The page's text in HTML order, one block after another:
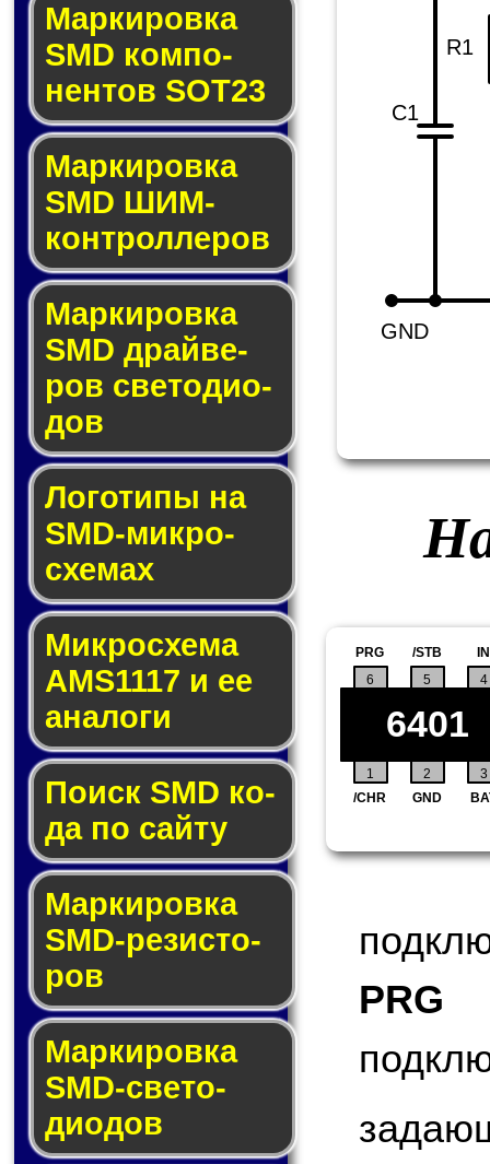
Маркировка
SMD ком­по­
нен­тов SOT23
Маркировка
SMD ШИМ-
кон­трол­ле­ров
Маркировка
SMD драй­ве­
ров све­то­ди­о­
дов
Логотипы на
SMD-мик­ро­
схе­мах
Микросхема
AMS1117 и ее
ана­ло­ги
Поиск SMD ко­
да по сай­ту
Маркировка
SMD-ре­зис­то­
ров
Маркировка
SMD-све­то­
дио­дов
GND
C1
R1
1 2 3
4
/CHR GND
IN
/STB
5
6
PRG
6401
PRG